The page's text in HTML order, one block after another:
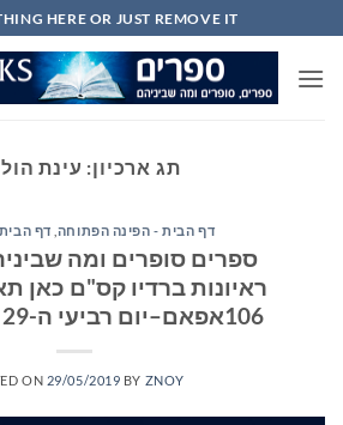
to
content
HERE OR JUST REMOVE IT...
תג ארכיון: עינת
דף הבית - הפינה הפתוחה דף
ספרים סופרים ומה
ראיונות ברדיו קס"ם כאן
106אפאם–יום רביעי ה-29 במאי 2019
ON 29/05/2019 BY ZNOY